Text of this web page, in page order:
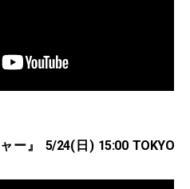
ー』 5/24(日) 15:00 TOKYO